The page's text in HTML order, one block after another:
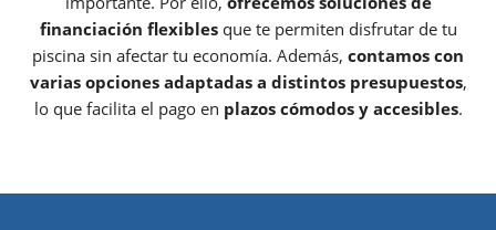
financiación flexiblesque te permiten disfrutar de tu
piscina sin afectar tu economía. Además, contamos con
varias opciones adaptadas a distintos presupuestos,
lo que facilita el pago en plazos cómodos y accesibles.